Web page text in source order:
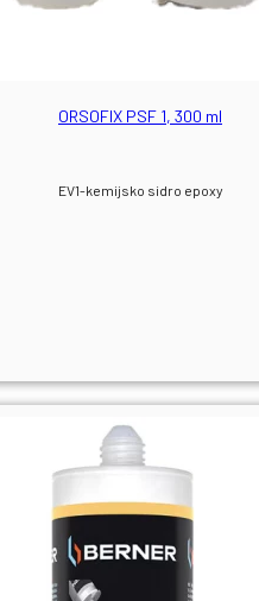
ORSOFIX PSF 1, 300 ml
EV1-kemijsko sidro epoxy